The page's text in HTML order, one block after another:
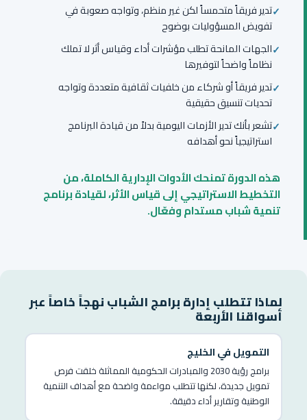
تدير فريقاً متحمساً لكن غير منظم، وتواجه صعوبة في
تفويض المسؤوليات بوضوح
الجهات المانحة تطلب مؤشرات أداء وقياس أثر لا تملك
نظاماً واضحاً لتوفيرها
تدير فريقاً أو شركاء من خلفيات ثقافية متعددة وتواجه
تحديات تنسيق حقيقية
تشعر بأنك تدير الأزمات اليومية بدلاً من قيادة البرنامج
استراتيجياً نحو أهدافه
هذه الدورة تمنحك الأدوات الإدارية الكاملة، من
التخطيط الاستراتيجي إلى قياس الأثر، لقيادة برنامج
تنمية شباب مستدام وفعّال.
لماذا تتطلب إدارة برامج الشباب نهجاً خاصاً عبر
أسواقنا الأربعة
التمويل في الخليج
برامج رؤية 2030 والمبادرات الحكومية المماثلة خلقت فرص
تمويل جديدة، لكنها تتطلب مواءمة واضحة مع أهداف التنمية
الوطنية وتقارير أداء دقيقة.